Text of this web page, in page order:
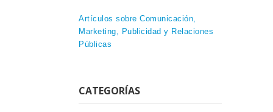
Artículos sobre Comunicación,
Marketing, Publicidad y Relaciones
Públicas
CATEGORÍAS